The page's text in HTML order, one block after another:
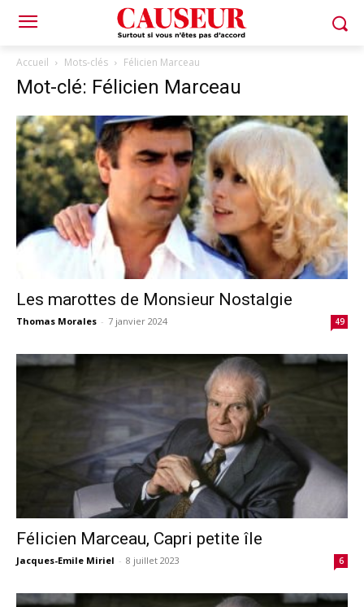
Accueil Mots-clés Félicien Marceau
Mot-clé: Félicien Marceau
Les marottes de Monsieur Nostalgie
Thomas Morales - 7 janvier 2024 49
Félicien Marceau, Capri petite île
Jacques-Emile Miriel - 8 juillet 2023 6